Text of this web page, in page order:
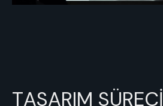
TASARIM SÜRECİ